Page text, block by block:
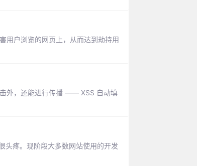
用户浏览的网页上，从而达到劫持用
外，还能进行传播 —— XSS 自动填
头疼。现阶段大多数网站使用的开发